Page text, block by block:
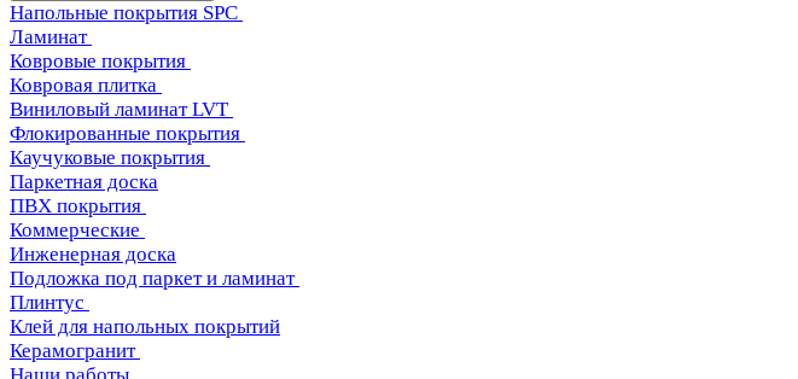
Напольные покрытия SPC
Ламинат
Ковровые покрытия
Ковровая плитка
Виниловый ламинат LVT
Флокированные покрытия
Каучуковые покрытия
Паркетная доска
ПВХ покрытия
Коммерческие
Инженерная доска
Подложка под паркет и ламинат
Плинтус
Клей для напольных покрытий
Керамогранит